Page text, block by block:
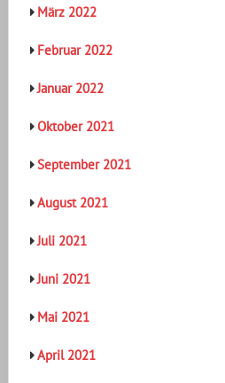
März 2022
Februar 2022
Januar 2022
Oktober 2021
September 2021
August 2021
Juli 2021
Juni 2021
Mai 2021
April 2021